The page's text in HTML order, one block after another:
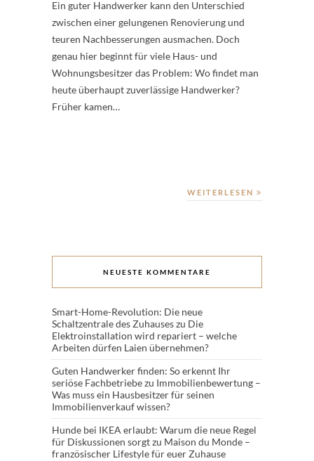
Ein guter Handwerker kann den Unterschied
zwischen einer gelungenen Renovierung und
teuren Nachbesserungen ausmachen. Doch
genau hier beginnt für viele Haus- und
Wohnungsbesitzer das Problem: Wo findet man
heute überhaupt zuverlässige Handwerker?
Früher kamen…
WEITERLESEN
NEUESTE KOMMENTARE
Smart-Home-Revolution: Die neue
Schaltzentrale des Zuhauseszu Die
Elektroinstallation wird repariert – welche
Arbeiten dürfen Laien übernehmen?
Guten Handwerker finden: So erkennt Ihr
seriöse Fachbetriebezu Immobilienbewertung –
Was muss ein Hausbesitzer für seinen
Immobilienverkauf wissen?
Hunde bei IKEA erlaubt: Warum die neue Regel
für Diskussionen sorgtzu Maison du Monde –
französischer Lifestyle für euer Zuhause